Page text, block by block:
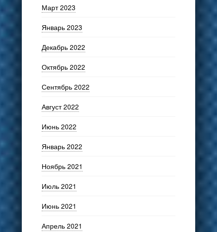
Март 2023
Январь 2023
Декабрь 2022
Октябрь 2022
Сентябрь 2022
Август 2022
Июнь 2022
Январь 2022
Ноябрь 2021
Июль 2021
Июнь 2021
Апрель 2021